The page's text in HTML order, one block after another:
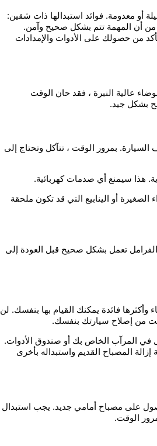
أو معدومة. فوائد استبدالها ذات شقين:
من أن المهمة تتم بشكل صحيح وآمن.
من حصولك على الأدوات والإمدادات
عالية النبرة ، فقد حان الوقت
بمرور الوقت ، تتآكل وتحتاج إلى
هذا سيمنع أي صدمات كهربائية.
أو الينابيع التي قد تكون ملحقة
الفرامل تعمل بشكل صحيح قبل العودة إلى
وأكثرها فائدة يمكنك القيام بها بنفسك. لن
من إصلاح سيارتك بنفسك.
في المرآب الخاص بك أو صندوق الأدوات.
المصباح القديم واستبداله بأخرى
على مصباح أمامي جديد. يجب استبدال
الوقت.